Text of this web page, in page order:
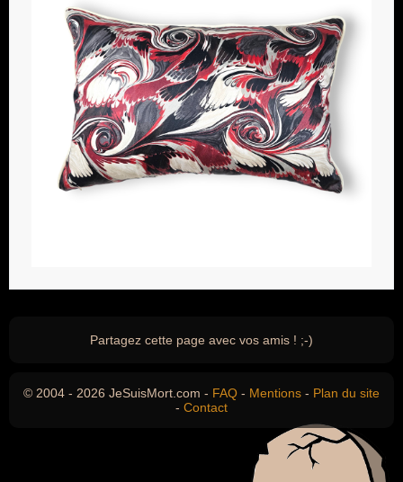
Partagez cette page avec vos amis ! ;-)
© 2004 - 2026 JeSuisMort.com - FAQ - Mentions - Plan du site
- Contact